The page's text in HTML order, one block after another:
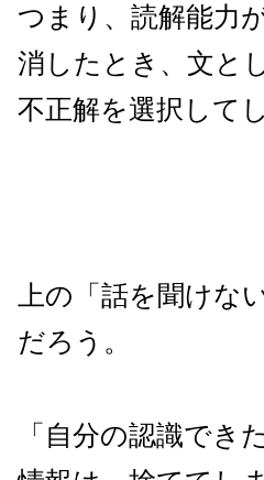
つまり、読解能力
消したとき、文と
不正解を選択して
上の「話を聞けな
だろう。
「自分の認識でき